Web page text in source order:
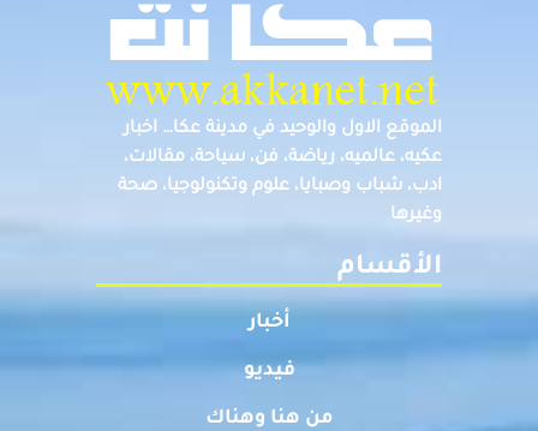
الموقع الاول والوحيد في مدينة عكا… اخبار
عكيه، عالميه، رياضة، فن، سياحة، مقالات،
ادب، شباب وصبايا، علوم وتكنولوجيا، صحة
وغيرها
الأقسام
أخبار
فيديو
من هنا وهناك